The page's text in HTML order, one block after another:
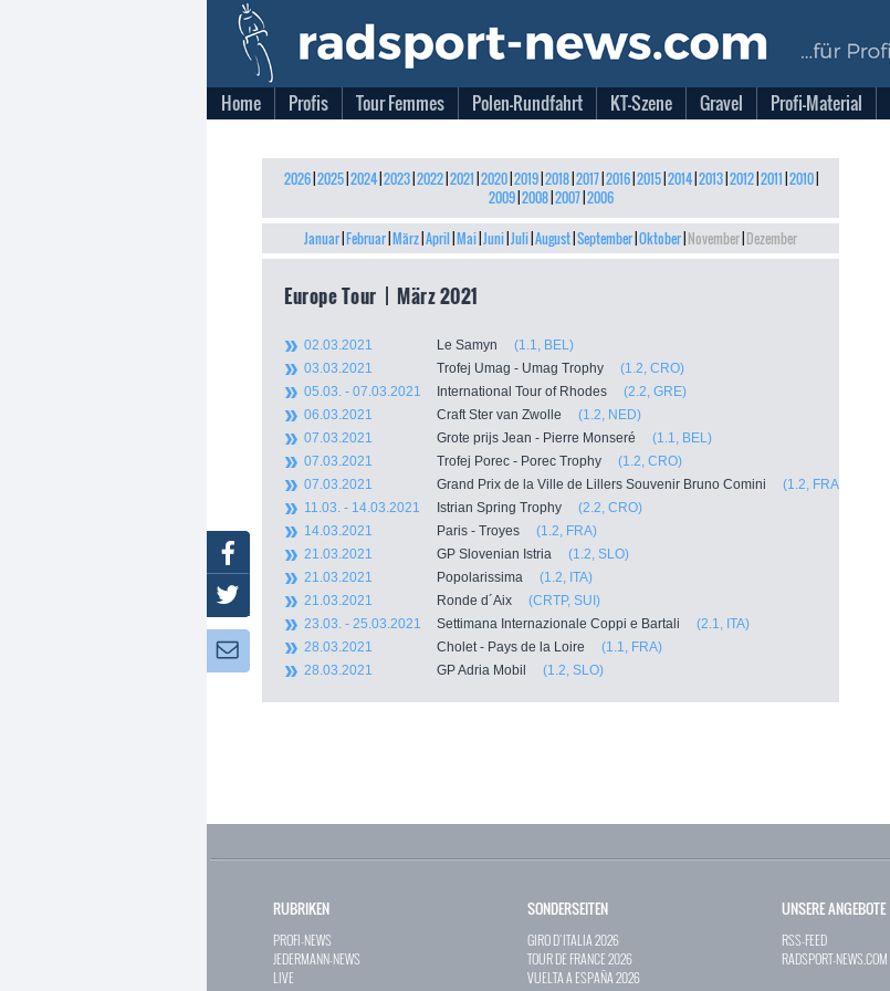
Home Profis Tour Femmes Polen-Rundfahrt KT-Szene Gravel Profi-Material
2026| 2025| 2024| 2023| 2022| 2021 2020| 2019| 2018| 2017| 2016| 2015| 2014| 2013| 2012| 2011 2010|
2009| 2008| 2007| 2006
Januar Februar März April Mai Juni Juli August September Oktober November Dezember
Europe Tour | März 2021
02.03.2021 Le Samyn (1.1, BEL)
03.03.2021
Trofej Umag - Umag Trophy (1.2, CRO)
05.03. - 07.03.2021
International Tour of Rhodes (2.2, GRE)
06.03.2021
Craft Ster van Zwolle (1.2, NED)
07.03.2021
Grote prijs Jean - Pierre Monseré (1.1, BEL)
07.03.2021
Trofej Porec - Porec Trophy (1.2, CRO)
07.03.2021
Grand Prix de la Ville de Lillers Souvenir Bruno Comini (1.2, FRA)
11.03. - 14.03.2021
Istrian Spring Trophy (2.2, CRO)
14.03.2021
Paris - Troyes (1.2, FRA)
21.03.2021
GP Slovenian Istria (1.2, SLO)
21.03.2021
Popolarissima (1.2, ITA)
21.03.2021
Ronde d´Aix (CRTP, SUI)
23.03. - 25.03.2021
Settimana Internazionale Coppi e Bartali (2.1, ITA)
28.03.2021
Cholet - Pays de la Loire (1.1, FRA)
28.03.2021
GP Adria Mobil (1.2, SLO)
Facebook
Twitter
Newsletter:
RUBRIKEN
PROFI-NEWS
JEDERMANN-NEWS
LIVE
SONDERSEITEN
GIRO D`ITALIA 2026
TOUR DE FRANCE 2026
VUELTA A ESPAÑA 2026
UNSERE ANGEBOTE
RSS-FEED
RADSPORT-NEWS.COM